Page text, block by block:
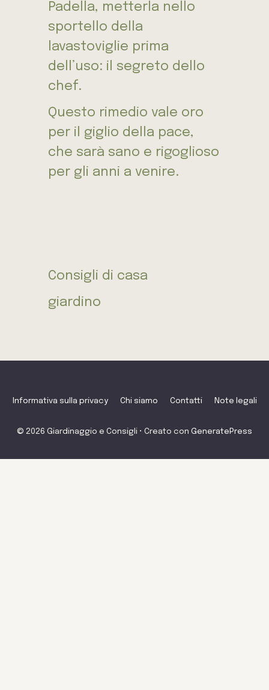
Padella, metterla nello
sportello della
lavastoviglie prima
dell’uso: il segreto dello
chef.
Questo rimedio vale oro
per il giglio della pace,
che sarà sano e rigoglioso
per gli anni a venire.
Consigli di casa
giardino
Informativa sulla privacy Chi siamo Contatti Note legali
© 2026 Giardinaggio e Consigli • Creato con GeneratePress